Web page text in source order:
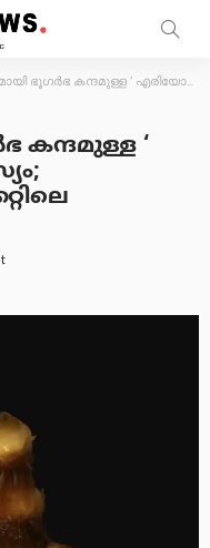
‘ എരിയോക്കോളൻ ‘ സസ്യം; കണ്ടെത്തിയത് കാലിക്കറ്റിലെ ഗവേഷകർ
കന്ദമുള്ള ‘